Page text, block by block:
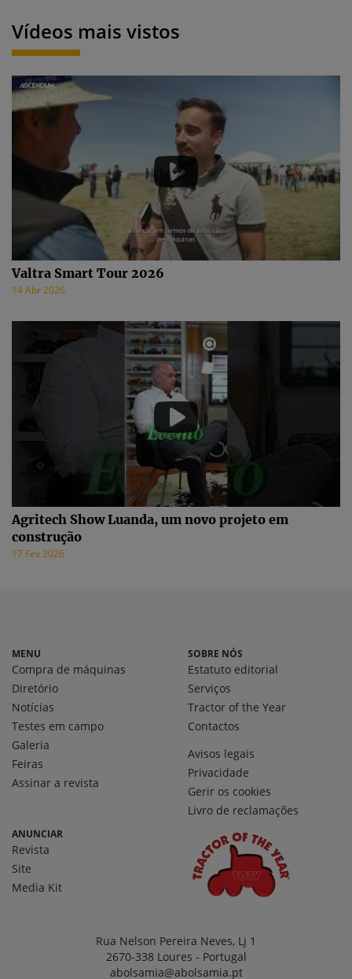
Vídeos mais vistos
Valtra Smart Tour 2026
14 Abr 2026
Agritech Show Luanda, um novo projeto em
construção
17 Fev 2026
MENU
Compra de máquinas
Diretório
Notícias
Testes em campo
Galeria
Feiras
Assinar a revista
SOBRE NÓS
Estatuto editorial
Serviços
Tractor of the Year
Contactos
Avisos legais
Privacidade
Gerir os cookies
Livro de reclamações
ANUNCIAR
Revista
Site
Media Kit
Rua Nelson Pereira Neves, Lj 1
2670-338 Loures - Portugal
abolsamia@abolsamia.pt